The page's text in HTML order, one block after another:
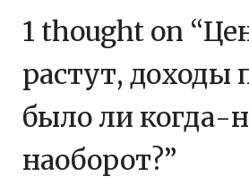
1 thought on “
растут, доходы
было ли когда-
наоборот?”